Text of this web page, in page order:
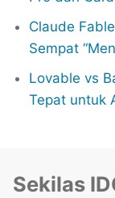
Claude
Sempat
Lovable vs
Tepat untuk
Sekilas